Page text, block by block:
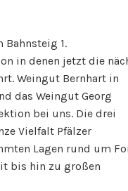
1.
in denen jetzt die
Weingut Bernhart in
das Weingut Georg
bei uns. Die drei
Vielfalt Pfälzer
Lagen rund um
bis hin zu großen